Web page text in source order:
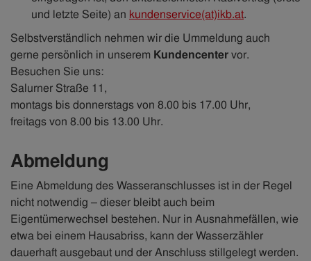
und letzte Seite) an kundenservice(at)ikb.at.
Selbstverständlich nehmen wir die Ummeldung auch
gerne persönlich in unserem Kundencentervor.
Besuchen Sie uns:
Salurner Straße 11,
montags bis donnerstags von 8.00 bis 17.00 Uhr,
freitags von 8.00 bis 13.00 Uhr.
Abmeldung
Eine Abmeldung des Wasseranschlusses ist in der Regel
nicht notwendig – dieser bleibt auch beim
Eigentümerwechsel bestehen. Nur in Ausnahmefällen, wie
etwa bei einem Hausabriss, kann der Wasserzähler
dauerhaft ausgebaut und der Anschluss stillgelegt werden.